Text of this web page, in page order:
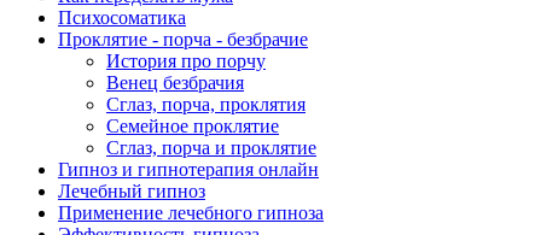
Психосоматика
Проклятие - порча - безбрачие
История про порчу
Венец безбрачия
Сглаз, порча, проклятия
Семейное проклятие
Сглаз, порча и проклятие
Гипноз и гипнотерапия онлайн
Лечебный гипноз
Применение лечебного гипноза